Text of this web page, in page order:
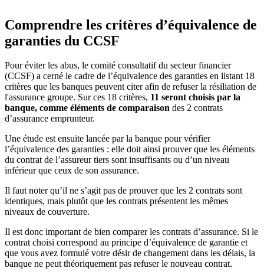
Comprendre les critères d’équivalence de
garanties du CCSF
Pour éviter les abus, le comité consultatif du secteur financier
(CCSF) a cerné le cadre de l’équivalence des garanties en listant 18
critères que les banques peuvent citer afin de refuser la résiliation de
l'assurance groupe. Sur ces 18 critères, 11 seront choisis par la
banque, comme éléments de comparaison des 2 contrats
d’assurance emprunteur.
Une étude est ensuite lancée par la banque pour vérifier
l’équivalence des garanties : elle doit ainsi prouver que les éléments
du contrat de l’assureur tiers sont insuffisants ou d’un niveau
inférieur que ceux de son assurance.
Il faut noter qu’il ne s’agit pas de prouver que les 2 contrats sont
identiques, mais plutôt que les contrats présentent les mêmes
niveaux de couverture.
Il est donc important de bien comparer les contrats d’assurance. Si le
contrat choisi correspond au principe d’équivalence de garantie et
que vous avez formulé votre désir de changement dans les délais, la
banque ne peut théoriquement pas refuser le nouveau contrat.